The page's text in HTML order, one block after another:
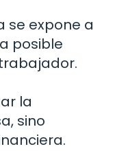
se expone a
posible
la
sino